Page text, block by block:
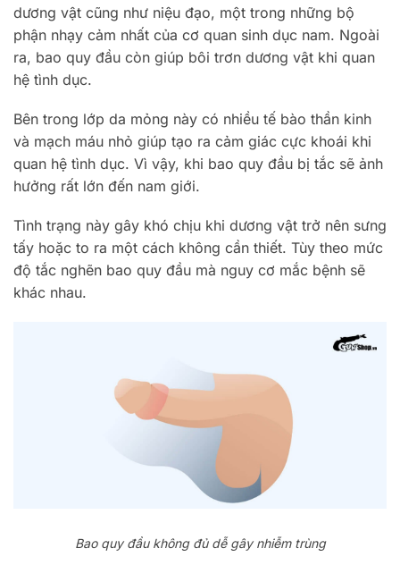
dương vật cũng như niệu đạo, một trong những bộ
phận nhạy cảm nhất của cơ quan sinh dục nam. Ngoài
ra, bao quy đầu còn giúp bôi trơn dương vật khi quan
hệ tình dục.
Bên trong lớp da mỏng này có nhiều tế bào thần kinh
và mạch máu nhỏ giúp tạo ra cảm giác cực khoái khi
quan hệ tình dục. Vì vậy, khi bao quy đầu bị tắc sẽ ảnh
hưởng rất lớn đến nam giới.
Tình trạng này gây khó chịu khi dương vật trở nên sưng
tấy hoặc to ra một cách không cần thiết. Tùy theo mức
độ tắc nghẽn bao quy đầu mà nguy cơ mắc bệnh sẽ
khác nhau.
Bao quy đầu không đủ dễ gây nhiễm trùng